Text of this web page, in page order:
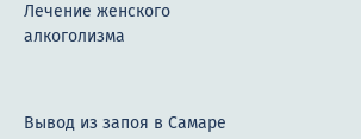
Лечение женского
алкоголизма
Вывод из запоя в Самаре